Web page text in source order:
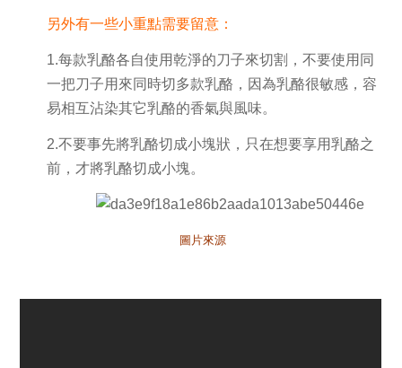
另外有一些小重點需要留意：
1.每款乳酪各自使用乾淨的刀子來切割，不要使用同
一把刀子用來同時切多款乳酪，因為乳酪很敏感，容
易相互沾染其它乳酪的香氣與風味。
2.不要事先將乳酪切成小塊狀，只在想要享用乳酪之
前，才將乳酪切成小塊。
圖片來源